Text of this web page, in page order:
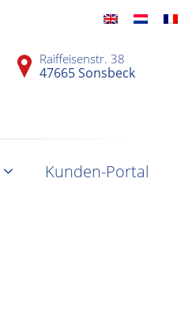
Raiffeisenstr. 38
47665 Sonsbeck
Kunden-Portal